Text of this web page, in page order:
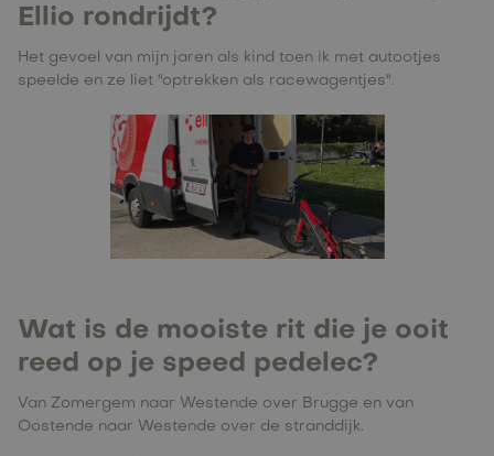
Ellio rondrijdt?
Het gevoel van mijn jaren als kind toen ik met autootjes
speelde en ze liet "optrekken als racewagentjes".
Wat is de mooiste rit die je ooit
reed op je speed pedelec?
Van Zomergem naar Westende over Brugge en van
Oostende naar Westende over de stranddijk.